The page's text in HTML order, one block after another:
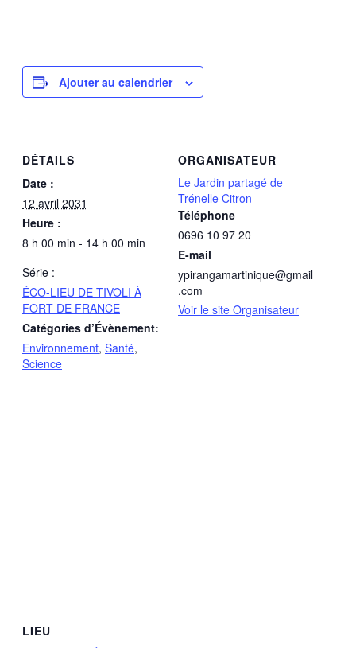
Ajouter au calendrier
DÉTAILS
Date :
12 avril 2031
Heure :
8 h 00 min - 14 h 00 min
Série :
ÉCO-LIEU DE TIVOLI À
FORT DE FRANCE
Catégories d’Évènement:
Environnement, Santé,
Science
ORGANISATEUR
Le Jardin partagé de
Trénelle Citron
Téléphone
0696 10 97 20
E-mail
ypirangamartinique@gmail
.com
Voir le site Organisateur
LIEU